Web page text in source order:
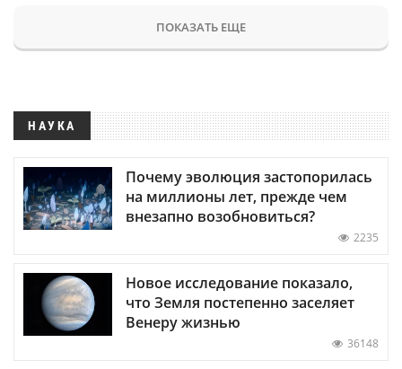
ПОКАЗАТЬ ЕЩЕ
НАУКА
Почему эволюция застопорилась
на миллионы лет, прежде чем
внезапно возобновиться?
2235
Новое исследование показало,
что Земля постепенно заселяет
Венеру жизнью
36148